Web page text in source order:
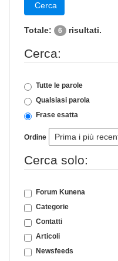
Cerca
Totale: 6 risultati.
Cerca:
Tutte le parole
Qualsiasi parola
Frase esatta
Ordine
Cerca solo:
Forum Kunena
Categorie
Contatti
Articoli
Newsfeeds